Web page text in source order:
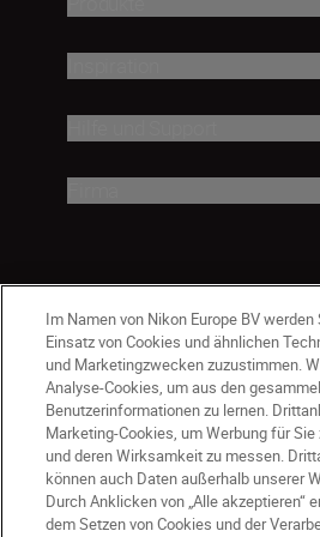
CH Nikon Sites
Im Namen von Nikon Europe BV
Einsatz von Cookies und ähnlichen
und Marketingzwecken zuzustimmen.
Analyse-Cookies, um aus den
Benutzerinformationen zu lernen.
Marketing-Cookies, um Werbung für
und deren Wirksamkeit zu messen.
können auch Daten außerhalb unserer
Durch Anklicken von „Alle akzeptieren“
dem Setzen von Cookies und der